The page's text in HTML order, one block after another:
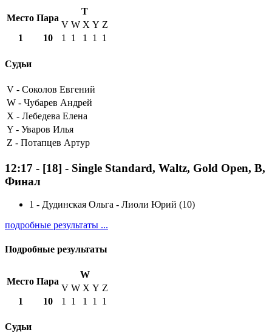
Место Пара
T
V W X Y Z
1
10 1 1 1 1 1
Судьи
V - Соколов Евгений
W - Чубарев Андрей
X - Лебедева Елена
Y - Уваров Илья
Z - Потапцев Артур
12:17 - [18] - Single Standard, Waltz, Gold Open, B,
Финал
1 - Дудинская Ольга - Лиоли Юрий (10)
подробные результаты ...
Подробные результаты
Место Пара
W
V W X Y Z
1
10 1 1 1 1 1
Судьи